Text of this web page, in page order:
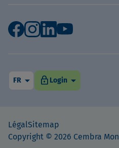
arrow_drop_down
FR arrow_drop_down
Login
lock
LégalSitemap
Copyright © 2026 Cembra